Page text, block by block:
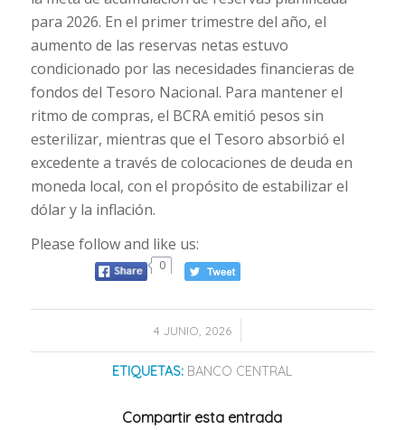
para 2026. En el primer trimestre del año, el
aumento de las reservas netas estuvo
condicionado por las necesidades financieras de
fondos del Tesoro Nacional. Para mantener el
ritmo de compras, el BCRA emitió pesos sin
esterilizar, mientras que el Tesoro absorbió el
excedente a través de colocaciones de deuda en
moneda local, con el propósito de estabilizar el
dólar y la inflación.
Please follow and like us:
0
4 JUNIO, 2026
/
ETIQUETAS: BANCO CENTRAL
Compartir esta entrada